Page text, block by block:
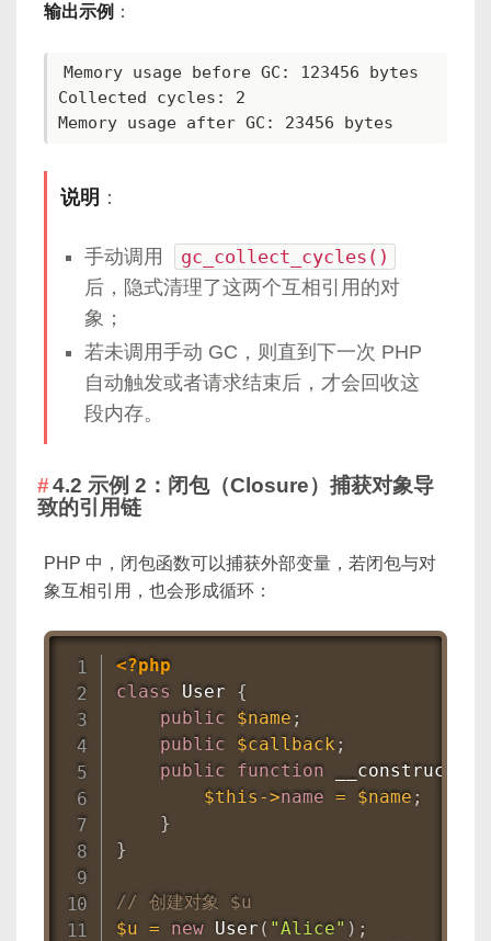
输出示例 ：
Memory usage before GC: 123456 bytes
Collected cycles: 2
Memory usage after GC: 23456 bytes
说明 ：
手动调用
gc_collect_cycles()
后，隐式清理了这两个互相引用的对
象；
若未调用手动 GC，则直到下一次 PHP
自动触发或者请求结束后，才会回收这
段内存。
4.2 示例 2：闭包（Closure）捕获对象导
致的引用链
PHP 中，闭包函数可以捕获外部变量，若闭包与对
象互相引用，也会形成循环：
<?php
class
User
{
public
$name ;
public
$callback;
public
function __construct
$this ->name = $name ;
}
}
// 创建对象 $u
$u = new User ( "Alice" ) ;